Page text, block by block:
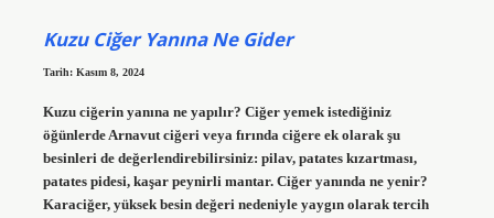
Kuzu Ciğer Yanına Ne Gider
Tarih: Kasım 8, 2024
Kuzu ciğerin yanına ne yapılır? Ciğer yemek istediğiniz
öğünlerde Arnavut ciğeri veya fırında ciğere ek olarak şu
besinleri de değerlendirebilirsiniz: pilav, patates kızartması,
patates pidesi, kaşar peynirli mantar. Ciğer yanında ne yenir?
Karaciğer, yüksek besin değeri nedeniyle yaygın olarak tercih